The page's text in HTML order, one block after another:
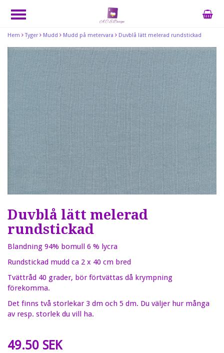
Hem Tyger Mudd Mudd på metervara Duvblå lätt melerad rundstickad
Duvblå lätt melerad
rundstickad
Blandning 94% bomull 6 % lycra
Rundstickad mudd ca 2 x 40 cm bred
Tvättråd 40 grader, bör förtvättas då krympning
förekomma.
Det finns två storlekar 3 dm och 5 dm. Du väljer hur många
av resp. storlek du vill ha.
49.50 SEK